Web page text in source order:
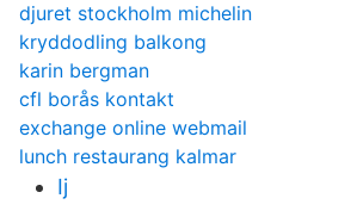
djuret stockholm michelin
kryddodling balkong
karin bergman
cfl borås kontakt
exchange online webmail
lunch restaurang kalmar
Ij